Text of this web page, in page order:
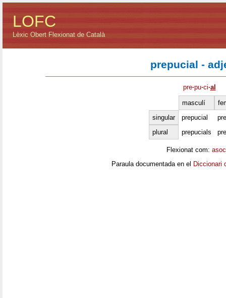
LOFC
Lèxic Obert Flexionat de Català
prepucial -
pre·pu·ci·al
masculí
singular
prepucial
plural
prepucials
Flexionat com:
Paraula documentada en el Diccionari